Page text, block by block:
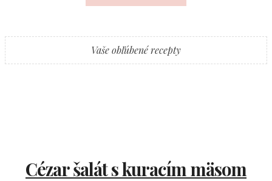
Vaše obľúbené recepty
Cézar šalát s kuracím mäsom